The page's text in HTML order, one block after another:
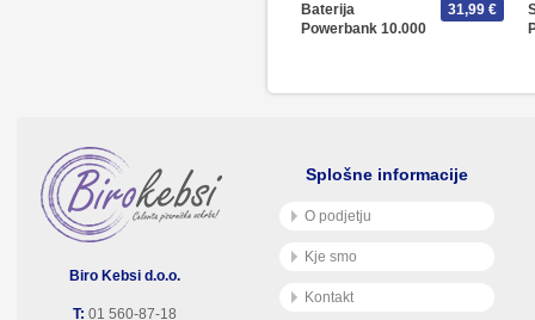
Baterija
Powerbank 10.000
31,99 €
Biro Kebsi d.o.o.
T: 01 560-87-18
Splošne informacije
O podjetju
Kje smo
Kontakt